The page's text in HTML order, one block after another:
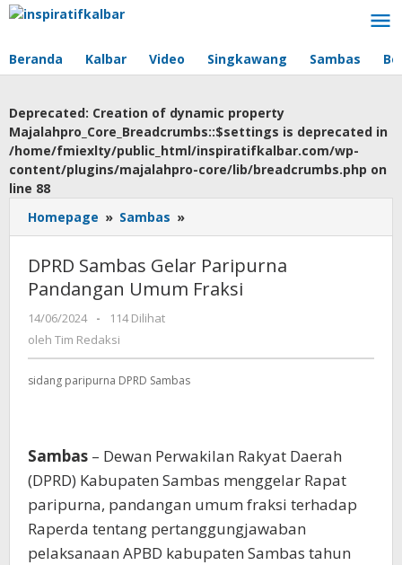
Lewati
Beranda Kalbar Video Singkawang Sambas
Deprecated: Creation of dynamic property
Majalahpro_Core_Breadcrumbs::$settings is deprecated in
/home/fmiexlty/public_html/inspiratifkalbar.com/wp-
content/plugins/majalahpro-core/lib/breadcrumbs.php on
line 88
Homepage » Sambas »
Sambas
Paripurna
Pandangan
DPRD Sambas Gelar Paripurna
Pandangan Umum Fraksi
14/06/2024
oleh
Tim
-
114 Dilihat
oleh Tim Redaksi
sidang paripurna DPRD Sambas
Sambas – Dewan Perwakilan Rakyat Daerah
(DPRD) Kabupaten Sambas menggelar Rapat
paripurna, pandangan umum fraksi terhadap
Raperda tentang pertanggungjawaban
pelaksanaan APBD kabupaten Sambas tahun